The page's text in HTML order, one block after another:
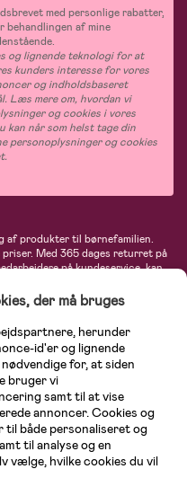
med personlige rabatter,
behandlingen af mine
og lignende teknologi for at
kunders interesse for vores
og indholdsbaseret
Læs mere om, hvordan vi
og cookies i vores
kan når som helst tage din
personoplysninger og cookies
af produkter til børnefamilien.
Med 365 dages returret på
på kundeservice, kan
til gravide og ammende
og meget mere. Vi
som Britax, Maxi-Cosi, Baby
Phillips Avent, Neonate,
kæmpe sortiment venter på dig!
der må bruges
herunder
id'er og lignende
for, at siden
bruger vi
samt til at vise
annoncer. Cookies og
til både personaliseret og
til analyse og en
vælge, hvilke cookies du vil